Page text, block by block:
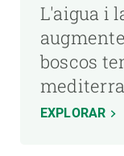
L'aigua i
boscos
EXPLORAR